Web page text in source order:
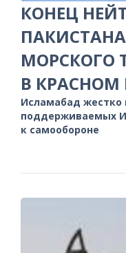
КОНЕЦ
МОРСКОГО
В КРАСНОМ
Исламабад жестко
поддерживаемых
к самообороне